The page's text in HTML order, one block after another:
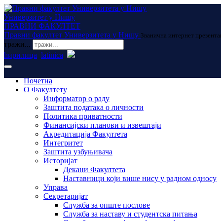
Универзитет у Нишу
ПРАВНИ ФАКУЛТЕТ
Правни факултет Универзитета у Нишу Званична интернет
тражи...
ћирилица latinica
Почетна
О Факултету
Информатор о раду
Заштита података о личности
Политика приватности
Финансијски планови и извештаји
Акредитација Факултета
Интегритет
Заштита узбуњивача
Историјат
Декани Факултета
Наставници који више нису у радном односу
Управа
Секретаријат
Служба за опште послове
Служба за наставу и студентска питања